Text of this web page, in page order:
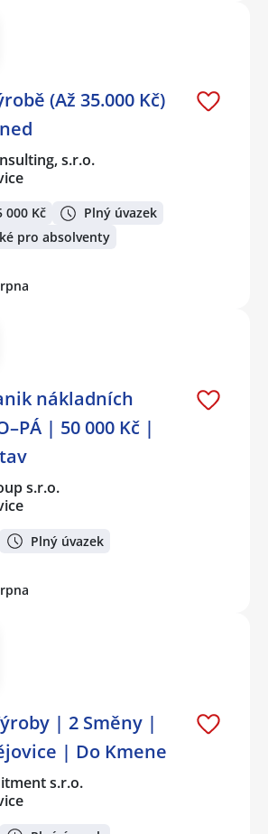
(Až 35.000 Kč)
s.r.o.
000 Kč
Plný úvazek
pro absolventy
nákladních
| 50 000 Kč |
s.r.o.
Plný úvazek
| 2 Směny |
| Do Kmene
s.r.o.